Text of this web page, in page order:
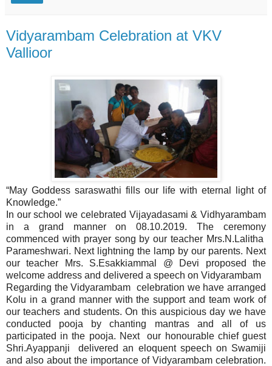
Vidyarambam Celebration at VKV
Vallioor
“May Goddess saraswathi fills our life with eternal light of
Knowledge.”
In our school we celebrated Vijayadasami & Vidhyarambam
in a grand manner on 08.10.2019. The ceremony
commenced with prayer song by our teacher Mrs.N.Lalitha
Parameshwari. Next lightning the lamp by our parents. Next
our teacher Mrs. S.Esakkiammal @ Devi proposed the
welcome address and delivered a speech on Vidyarambam
Regarding the Vidyarambam celebration we have arranged
Kolu in a grand manner with the support and team work of
our teachers and students. On this auspicious day we have
conducted pooja by chanting mantras and all of us
participated in the pooja. Next our honourable chief guest
Shri.Ayappanji delivered an eloquent speech on Swamiji
and also about the importance of Vidyarambam celebration.